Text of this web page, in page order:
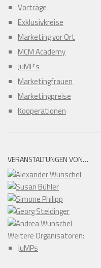
Vorträge
Exklusivkreise
Marketing vor Ort
MCM Academy
JuMP's
Marketingfrauen
Marketingpreise
Kooperationen
VERANSTALTUNGEN VON…
Weitere Organisatoren:
JuMPs